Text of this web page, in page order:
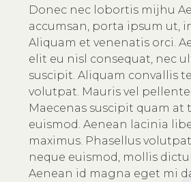
Donec nec lobortis mijhu
accumsan, porta ipsum ut,
Aliquam et venenatis orci.
elit eu nisl consequat, nec
suscipit. Aliquam convallis
volutpat. Mauris vel
Maecenas suscipit quam at
euismod. Aenean lacinia
maximus. Phasellus
neque euismod, mollis
Aenean id magna eget mi